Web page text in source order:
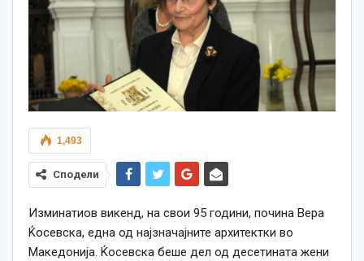
1,493
Сподели
Изминатиов викенд, на свои 95 години, почина Вера
Ќосевска, една од најзначајните архитектки во
Македонија. Ќосевска беше дел од десетината жени